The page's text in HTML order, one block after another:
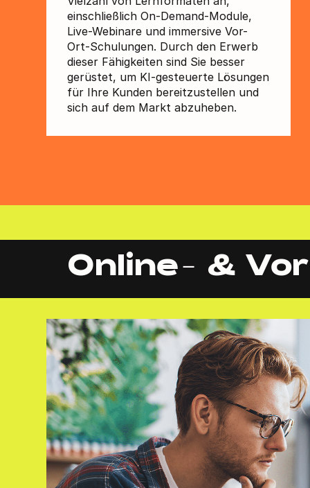
einschließlich On-Demand-Module,
Live-Webinare und immersive Vor-
Ort-Schulungen. Durch den Erwerb
dieser Fähigkeiten sind Sie besser
gerüstet, um KI-gesteuerte Lösungen
für Ihre Kunden bereitzustellen und
sich auf dem Markt abzuheben.
Online- &